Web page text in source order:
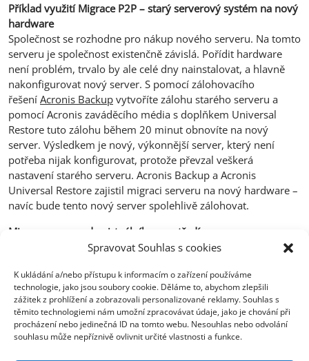
Spravovat Souhlas s cookies
K ukládání a/nebo přístupu k informacím o zařízení používáme
technologie, jako jsou soubory cookie. Děláme to, abychom zlepšili
zážitek z prohlížení a zobrazovali personalizované reklamy. Souhlas s
těmito technologiemi nám umožní zpracovávat údaje, jako je chování při
procházení nebo jedinečná ID na tomto webu. Nesouhlas nebo odvolání
souhlasu může nepříznivě ovlivnit určité vlastnosti a funkce.
Příklad využití Migrace P2P – starý serverový systém na nový
hardware
Společnost se rozhodne pro nákup nového serveru. Na tomto
serveru je společnost existenčně závislá. Pořídit hardware
není problém, trvalo by ale celé dny nainstalovat, a hlavně
nakonfigurovat nový server. S pomocí zálohovacího
řešení Acronis Backup vytvoříte zálohu starého serveru a
pomocí Acronis zaváděcího média s doplňkem Universal
Restore tuto zálohu během 20 minut obnovíte na nový
server. Výsledkem je nový, výkonnější server, který není
potřeba nijak konfigurovat, protože převzal veškerá
nastavení starého serveru. Acronis Backup a Acronis
Universal Restore zajistil migraci serveru na nový hardware –
navíc bude tento nový server spolehlivě zálohovat.
Migrace serveru do virtuálního prostředí.
Ještě jednoduší je převést fyzický stroj do virtuálního
omigraci P2V.
Centrála Ostrava